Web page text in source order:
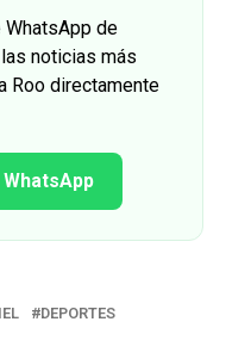
WhatsApp de
noticias más
Roo directamente
DEPORTES